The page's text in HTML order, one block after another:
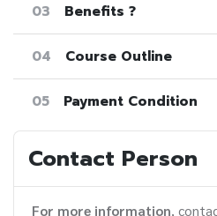
03 Benefits ?
04 Course Outline
05 Payment Condition
Contact Person
For more information,